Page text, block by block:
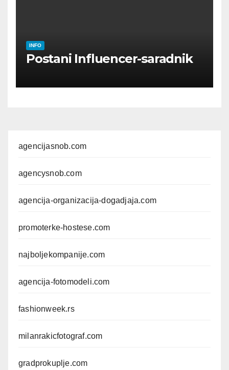
INFO
Postani Influencer-saradnik
agencijasnob.com
agencysnob.com
agencija-organizacija-dogadjaja.com
promoterke-hostese.com
najboljekompanije.com
agencija-fotomodeli.com
fashionweek.rs
milanrakicfotograf.com
gradprokuplje.com